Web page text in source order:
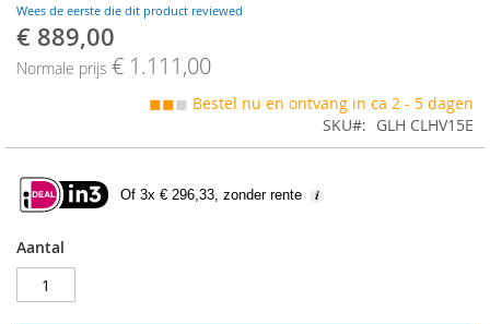
Wees de eerste die dit product reviewed
Speciale
€ 889,00
Normale prijs € 1.111,00
◼◼◼ Bestel nu en ontvang in ca 2 - 5 dagen
SKU
GLH CLHV15E
Of 3x € 296,33, zonder rente
Aantal